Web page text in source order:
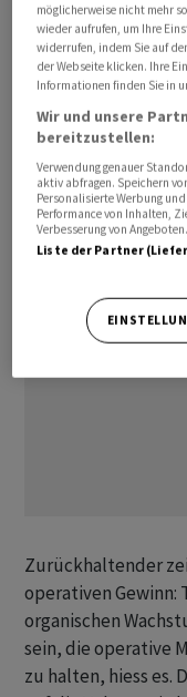
ZIELE: Für das
November noch
oberen Ende des
Prozentbereichs
ersten zehn
organisches
worden war.
Zurückhaltender
operativen Gewinn:
organischen
sein, die operative
zu halten, hiess es.
möglicherweise nicht mehr
wieder aufrufen, um Ihre
widerrufen, indem Sie auf
der Webseite klicken. Ihre
Informationen finden Sie in
Wir und unsere
bereitzustellen:
Verwendung genauer
aktiv abfragen. Speichern
Personalisierte Werbung
Performance von Inhalten,
Verbesserung von Angeboten.
Liste der Partner